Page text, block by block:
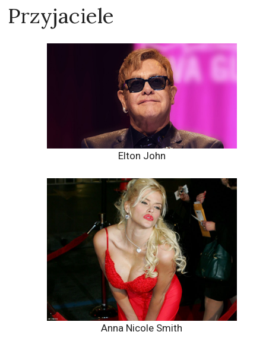
Przyjaciele
Elton John
Anna Nicole Smith